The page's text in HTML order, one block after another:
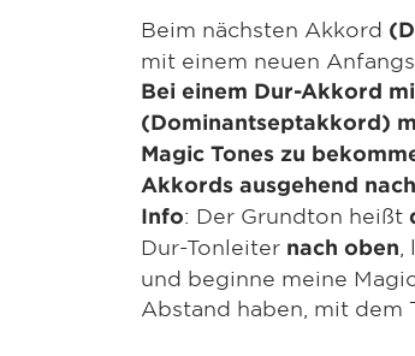
Beim nächsten Akkord
mit einem neuen
Bei einem Dur-Akkord
(Dominantseptakkord)
Magic Tones zu
Akkords ausgehend
Info: Der Grundton heißt
Dur-Tonleiter nach oben
und beginne meine
Abstand haben, mit dem